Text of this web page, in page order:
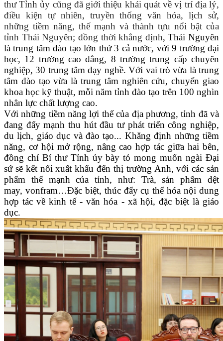
thư Tỉnh ủy cũng đã giới thiệu khái quát về vị trí địa lý,
điều kiện tự nhiên, truyền thống văn hóa, lịch sử,
những tiềm năng, thế mạnh và thành tựu nổi bật của
tỉnh Thái Nguyên; đồng thời khẳng định, Thái Nguyên
là trung tâm đào tạo lớn thứ 3 cả nước, với 9 trường đại
học, 12 trường cao đẳng, 8 trường trung cấp chuyên
nghiệp, 30 trung tâm dạy nghề. Với vai trò vừa là trung
tâm đào tạo vừa là trung tâm nghiên cứu, chuyển giao
khoa học kỹ thuật, mỗi năm tỉnh đào tạo trên 100 nghìn
nhân lực chất lượng cao.
Với những tiềm năng lợi thế của địa phương, tỉnh đã và
đang đẩy mạnh thu hút đầu tư phát triển công nghiệp,
du lịch, giáo dục và đào tạo... Khẳng định những tiềm
năng, cơ hội mở rộng, nâng cao hợp tác giữa hai bên,
đồng chí Bí thư Tỉnh ủy bày tỏ mong muốn ngài Đại
sứ sẽ kết nối xuất khẩu đến thị trường Anh, với các sản
phẩm thế mạnh của tỉnh, như: Trà, sản phẩm dệt
may, vonfram…Đặc biệt, thúc đẩy cụ thể hóa nội dung
hợp tác về kinh tế - văn hóa - xã hội, đặc biệt là giáo
dục.